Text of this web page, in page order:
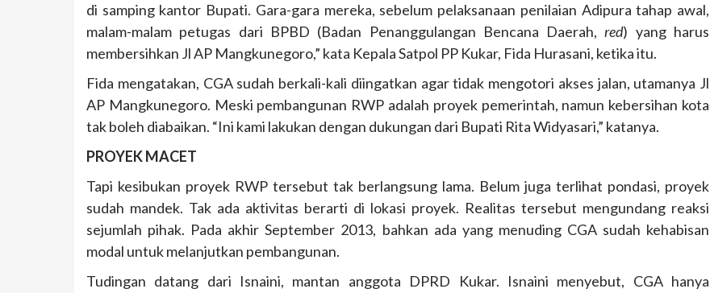
di samping kantor Bupati. Gara-gara mereka, sebelum pelaksanaan penilaian Adipura tahap awal,
malam-malam petugas dari BPBD (Badan Penanggulangan Bencana Daerah,red) yang harus
membersihkan Jl AP Mangkunegoro,” kata Kepala Satpol PP Kukar, Fida Hurasani, ketika itu.
Fida mengatakan, CGA sudah berkali-kali diingatkan agar tidak mengotori akses jalan, utamanya Jl
AP Mangkunegoro. Meski pembangunan RWP adalah proyek pemerintah, namun kebersihan kota
tak boleh diabaikan. “Ini kami lakukan dengan dukungan dari Bupati Rita Widyasari,” katanya.
PROYEK MACET
Tapi kesibukan proyek RWP tersebut tak berlangsung lama. Belum juga terlihat pondasi, proyek
sudah mandek. Tak ada aktivitas berarti di lokasi proyek. Realitas tersebut mengundang reaksi
sejumlah pihak. Pada akhir September 2013, bahkan ada yang menuding CGA sudah kehabisan
modal untuk melanjutkan pembangunan.
Tudingan datang dari Isnaini, mantan anggota DPRD Kukar. Isnaini menyebut, CGA hanya